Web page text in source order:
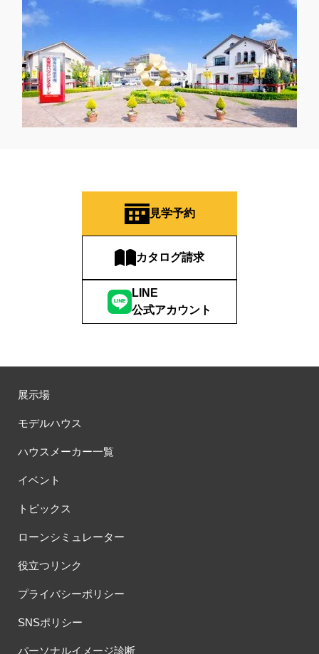
見学予約
カタログ請求
LINE
公式アカウント
展示場
モデルハウス
ハウスメーカー一覧
イベント
トピックス
ローンシミュレーター
役立つリンク
プライバシーポリシー
SNSポリシー
パーソナルイメージ診断